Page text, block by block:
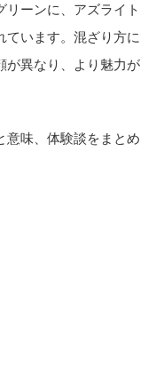
ーンに、アズライト
ています。混ざり方に
が異なり、より魅力が
意味、体験談をまとめ